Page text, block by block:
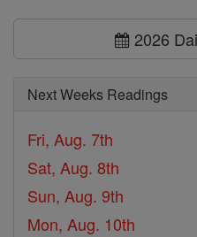
2026
Next Weeks Readings
Fri, Aug. 7th
Sat, Aug. 8th
Sun, Aug. 9th
Mon, Aug. 10th